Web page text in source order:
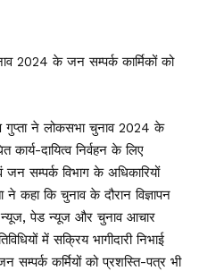
2024 के जन सम्पर्क कार्मिकों को
गुप्ता ने लोकसभा चुनाव 2024 के
कार्य-दायित्व निर्वहन के लिए
सम्पर्क विभाग के अधिकारियों
ने कहा कि चुनाव के दौरान विज्ञापन
न्यूज, पेड न्यूज और चुनाव आचार
में सक्रिय भागीदारी निभाई
कर्मियों को प्रशस्ति-पत्र भी